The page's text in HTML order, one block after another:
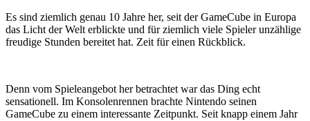
Es sind ziemlich genau 10 Jahre her, seit der GameCube in Europa
das Licht der Welt erblickte und für ziemlich viele Spieler unzählige
freudige Stunden bereitet hat. Zeit für einen Rückblick.
Denn vom Spieleangebot her betrachtet war das Ding echt
sensationell. Im Konsolenrennen brachte Nintendo seinen
GameCube zu einem interessante Zeitpunkt. Seit knapp einem Jahr